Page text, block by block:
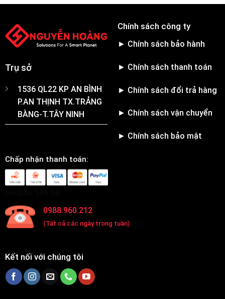
Trụ sở
1536 QL22 KP AN BÌNH
P.AN THỊNH TX.TRẢNG
BÀNG-T.TÂY NINH
Chính sách công ty
► Chính sách bảo hành
► Chính sách thanh toán
► Chính sách đổi trả hàng
► Chính sách vận chuyển
► Chính sách bảo mật
Chấp nhận thanh toán:
0988.960.212
(Tất cả các ngày trong tuần)
Kết nối với chúng tôi